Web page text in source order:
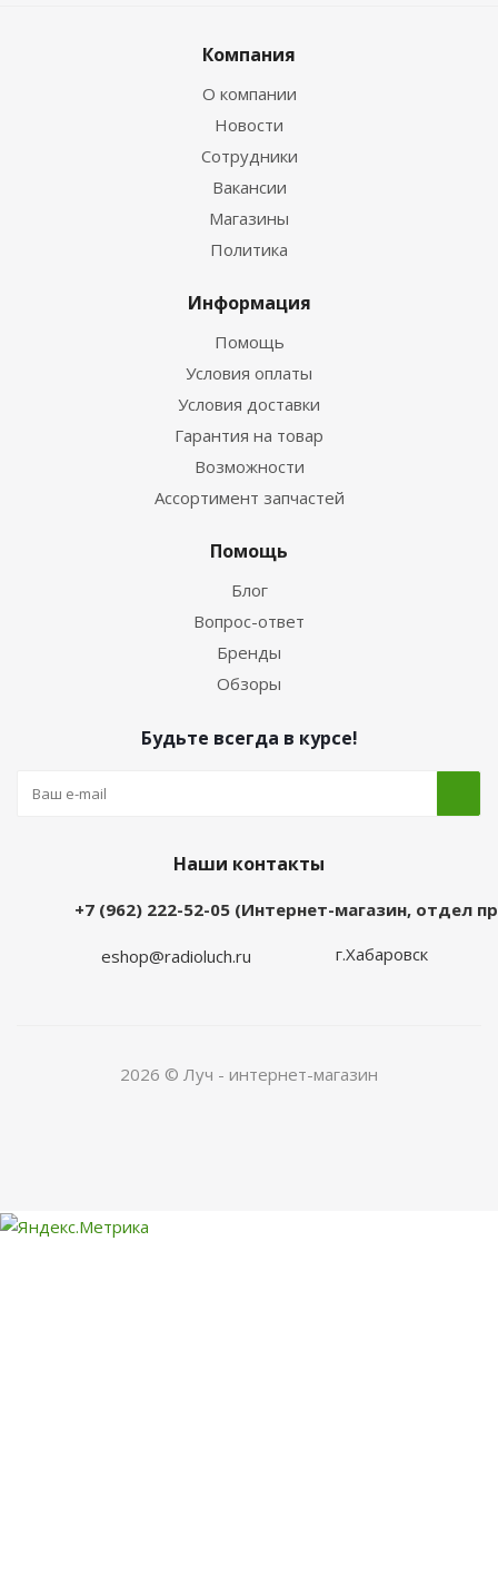
Компания
О компании
Новости
Сотрудники
Вакансии
Магазины
Политика
Информация
Помощь
Условия оплаты
Условия доставки
Гарантия на товар
Возможности
Ассортимент запчастей
Помощь
Блог
Вопрос-ответ
Бренды
Обзоры
Будьте всегда в курсе!
Наши контакты
+7 (962) 222-52-05 (Интернет-магазин, отдел
eshop@radioluch.ru г.Хабаровск
2026 © Луч - интернет-магазин